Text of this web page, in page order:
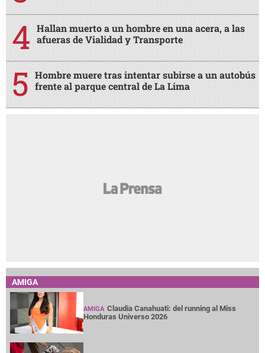
Hallan muerto a un hombre en una acera, a las
afueras de Vialidad y Transporte
Hombre muere tras intentar subirse a un autobús
frente al parque central de La Lima
AMIGA
AMIGA Claudia Canahuati: del running al Miss
Honduras Universo 2026